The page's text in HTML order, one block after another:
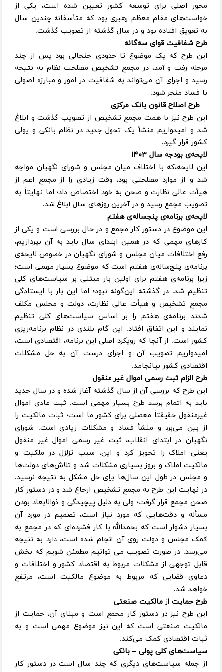
محور اصلی برای توسعه کشور تعیین شده است، یکی از
خواست‌های مقام معظم رهبری بود که متأسفانه چندین سال
به تعویق افتاده بود و در سال گذشته از تصویب گذشت.
طرح شفافیت قوای سه‌گانه
این طرح که یک موضوع تا حدودی جنجالی بود پس از چند
مرحله رفت و آمد، در مجمع تشخیص مصلحت نظام به نتیجه
رسید و اجرای آن می‌تواند به شفافیت در امور و مبارزه اصولی
با فساد منجر شود.
طرح اصلاح قانون بانک مرکزی
این طرح نیز با همت مجمع تشخیص از تصویب گذشت و ابلاغ
شد و امیدواریم منشأ یک تحول جدید در نظام بانکی و پولی
کشور قرار گیرد.
لایحه‌ی بودجه سال ۱۴۰۳
این لایحه،که با اختلاف میان مجلس و شورای نگهبان مواجه
شد و از موارد مصلحتی بود، وقت زیادی را از مجمع اعم از
هیأت عالی نظارت و صحن به خود اختصاص داد؛ اما نهایتاً به
تصویب مجمع رسید و در آخرین روزهای سال ابلاغ شد.
لایحه‌ی برنامه‌ی پنجساله‌ی هفتم
این موضوع در دستور کار مجمع و در حال بررسی است و یکی از
کارهای مهمی که در همین ابتدای سال باید به آن بپردازیم،
رفع اختلافات میان مجلس و شورای نگهبان در خصوص لایحه‌ی
برنامه‌ی پنج‌ساله‌ی هفتم است که موضوع بسیار مهمی است؛
زیرا برنامه‌ی هفتم برای اولین بار مبتنی بر سیاست‌های کلی
تنظیم شد. در گذشته این‌گونه نبود؛ اما این بار با ایستادگی
مجمع تشخیص و هیأت عالی نظارت، دولت و مجلس مکلف
شدند برنامه‌ی هفتم را بر اساس سیاست‌های کلی تنظیم
نمایند و این اتفاق افتاد. این گام بلندی در نظام برنامه‌ریزی
کشور است. از آنجا که رویکرد اصلی این برنامه، اقتصادی است،
امیدواریم تصویب آن و اجرای درست آن به حل مشکلات
اقتصادی کشور بیانجامد.
طرح الزام ثبت رسمی اموال غیر منقول
این طرح که بررسی آن از سال گذشته آغاز شده و در سال جدید
باید به اتمام برسد طرح بسیار مهمی است. ثبت عادی اموال
غیرمنقول حقیقتاً معضلی برای کشور ما است؛ ثبات مالکیت را
از بین می‌برد و منشأ فساد و مشکلات زیادی است. شورای
نگهبان در ابتدای انقلاب، ثبت غیر رسمی اموال غیر منقول
یعنی املاک را تجویز کرد و این، سبب تزلزل در ملکیت و
مالکیت املاک و بروز بسیاری مشکلات شد و تلاش‌های دولت‌ها
و مجلس در طول این سال‌ها برای حل مشکل به نتیجه نرسید.
در نهایت این طرح به مجمع تشخیص ارجاع شد و در دستور کار
صحن مجمع قرار گرفت؛ ولی به دلیل پیچیدگی و ذوالابعاد بودن
مسأله و دقت‌هایی که مورد نیاز است، تصمیم در مورد آن
بسیار دشوار است که بحمدالله با کار فشرده‌ای که در مجمع به
کمک مجلس و دولت روی آن انجام شده است، دارد به نتیجه
می‌رسد. در صورت تصویب می‌ توانیم مطمئن شویم که بخش
قابل توجهی از مشکلات مربوط به اقتصاد کشور و اختلافات و
دعاوی قضایی که مربوط به موضوع مالکیت است، مرتفع
خواهد شد.
طرح حمایت از مالکیت صنعتی
این طرح نیز در دستور کار مجمع است و مبنای آن، حمایت از
مالکیت صنعتی است که این نیز موضوع مهمی است و به
ثبات اقتصادی کمک می‌کند.
سیاست‌های کلی پولی – بانکی
از جمله سیاست‌های دیگری که چند سال است در دستور کار